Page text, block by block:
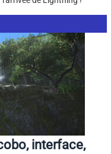
interface,